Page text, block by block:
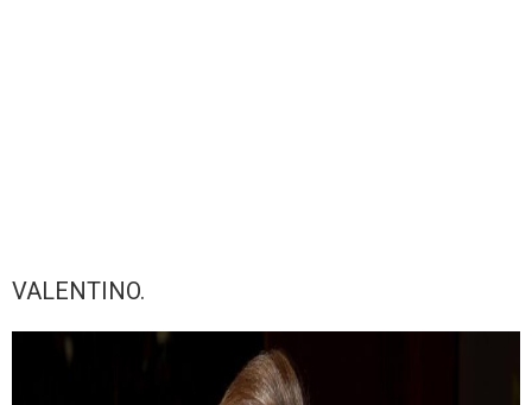
VALENTINO.